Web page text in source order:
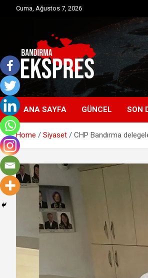
Cuma, Ağustos 7, 2026
Bandırma
Bandırma'dan güncel haberler
ANA SAYFA GÜNCEL SON
Home Siyaset CHP Bandırma